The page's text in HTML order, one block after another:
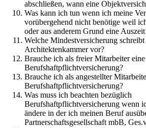
abschließen, wann eine
Was kann ich tun wenn ich meine
vorübergehend nicht benötige weil
oder aus anderem Grund eine
Welche Mindestversicherung
Architektenkammer vor?
Brauche ich als freier Mitarbeiter eine
Berufshaftpflichtversicherung?
Brauche ich als angestellter
Berufshaftpflichtversicherung?
Was muss ich beachten bezüglich
Berufshaftpflichtversicherung wenn
ändere in der ich meinen Beruf
Partnerschaftsgesellschaft mbB,